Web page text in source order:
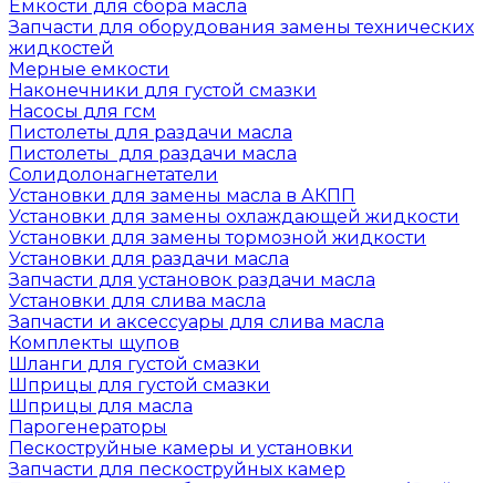
Емкости для сбора масла
Запчасти для оборудования замены технических
жидкостей
Мерные емкости
Наконечники для густой смазки
Насосы для гсм
Пистолеты для раздачи масла
Пистолеты для раздачи масла
Солидолонагнетатели
Установки для замены масла в АКПП
Установки для замены охлаждающей жидкости
Установки для замены тормозной жидкости
Установки для раздачи масла
Запчасти для установок раздачи масла
Установки для слива масла
Запчасти и аксессуары для слива масла
Комплекты щупов
Шланги для густой смазки
Шприцы для густой смазки
Шприцы для масла
Парогенераторы
Пескоструйные камеры и установки
Запчасти для пескоструйных камер